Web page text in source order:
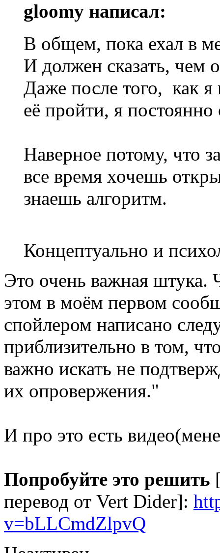
gloomy написал:
В общем, пока ехал в
И должен сказать, чем
Даже после того, как я
её пройти, я
Наверное потому, что
все время хочешь
знаешь алгоритм.
Концептуально и
Это очень важная штука.
этом в моём первом
спойлером написано
приблизительно в том,
важно искать не
их опровержения."
И про это есть
Попробуйте это решить
перевод от Vert Dider]:
v=bLLCmdZlpvQ